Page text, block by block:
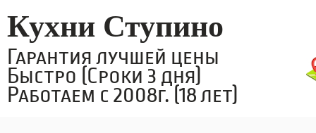
Кухни Ступино
Гарантия лучшей цены
Быстро (Сроки 3 дня)
Работаем с 2008г. (18 лет)